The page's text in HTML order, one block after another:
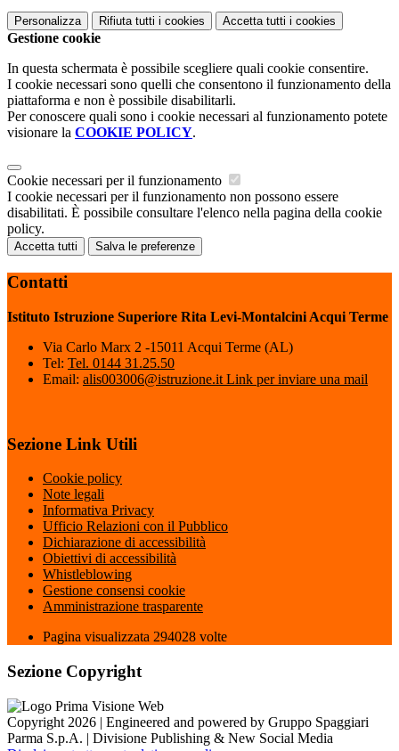
Personalizza Rifiuta tutti i cookies Accetta tutti i cookies
Gestione cookie
In questa schermata è possibile scegliere quali cookie consentire.
I cookie necessari sono quelli che consentono il funzionamento della
piattaforma e non è possibile disabilitarli.
Per conoscere quali sono i cookie necessari al funzionamento potete
visionare la COOKIE POLICY.
Cookie necessari per il funzionamento
I cookie necessari per il funzionamento non possono essere
disabilitati. È possibile consultare l'elenco nella pagina della cookie
policy.
Accetta tutti Salva le preferenze
Contatti
Istituto Istruzione Superiore Rita Levi-Montalcini Acqui Terme
Via Carlo Marx 2 -15011 Acqui Terme (AL)
Tel: Tel. 0144 31.25.50
Email: alis003006@istruzione.it Link per inviare una mail
Sezione Link Utili
Cookie policy
Note legali
Informativa Privacy
Ufficio Relazioni con il Pubblico
Dichiarazione di accessibilità
Obiettivi di accessibilità
Whistleblowing
Gestione consensi cookie
Amministrazione trasparente
Pagina visualizzata 294028 volte
Sezione Copyright
Copyright 2026 | Engineered and powered by Gruppo Spaggiari
Parma S.p.A. | Divisione Publishing & New Social Media